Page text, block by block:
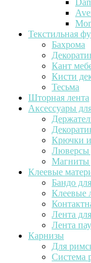
Текстильная
Бахрома
Кант
Кисти
Тесьма
Шторная лента
Аксессуары
Крючки и
Люверсы
Магниты
Клеевые
Бандо
Клеевые
Лента
Лента
Карнизы
Для
Система